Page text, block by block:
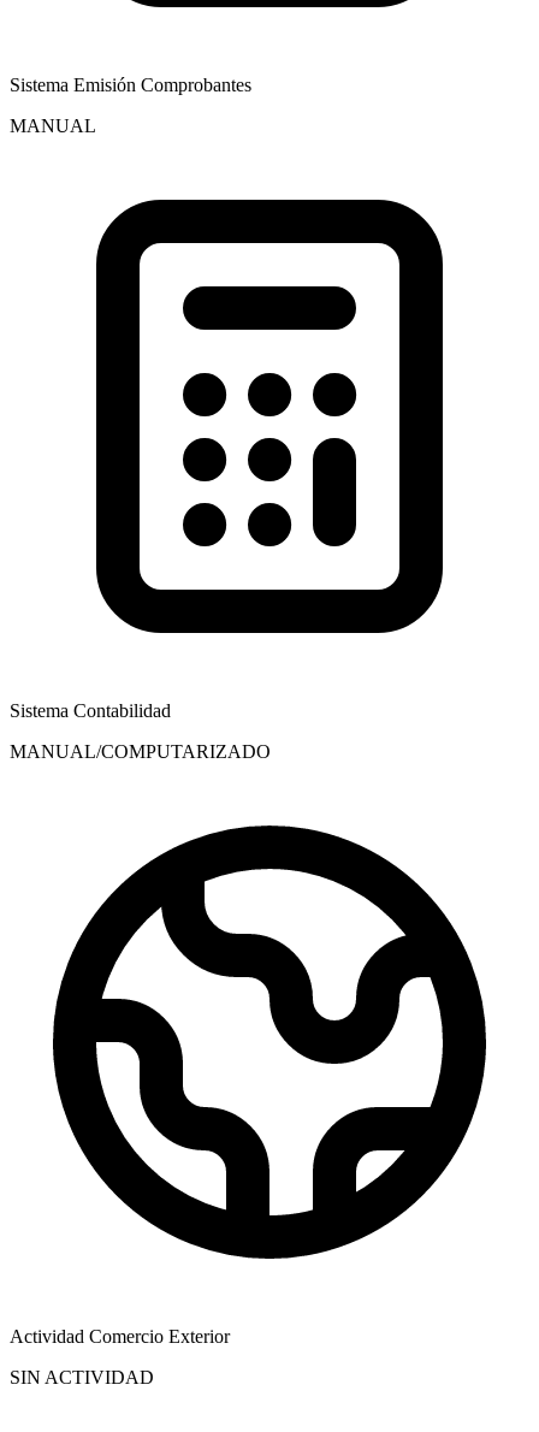
Sistema Emisión Comprobantes
MANUAL
Sistema Contabilidad
MANUAL/COMPUTARIZADO
Actividad Comercio Exterior
SIN ACTIVIDAD